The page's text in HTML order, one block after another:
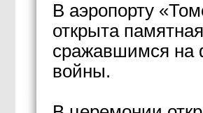
В аэропорту
открыта
сражавшимся на
войны.